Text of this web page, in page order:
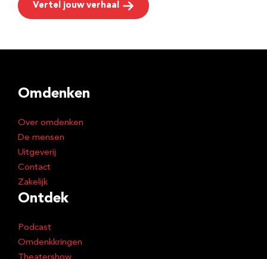
Vertel jouw verhaal
Omdenken
Over omdenken
De mensen
Uitgeverij
Contact
Zakelijk
Ontdek
Podcast
Omdenkkringen